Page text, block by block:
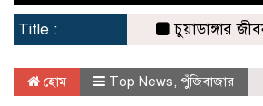
Title :
চুয়াডাঙ্গার
হোম Top News পুঁজিবাজার